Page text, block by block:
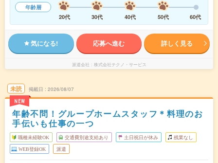
年齢層
20代
30代 40代 50代 60代
気になる! 応募へ進む 詳しく見る
派遣会社 株式会社テクノ・サービス
未読
NEW
掲載日 2026/08/07
年齢不問！グループホームスタッフ＊料理のお
手伝いも仕事の一つ
職種未経験OK 交通費別途支給あり 土日祝日が休み 残業なし
WEB登録OK 派遣